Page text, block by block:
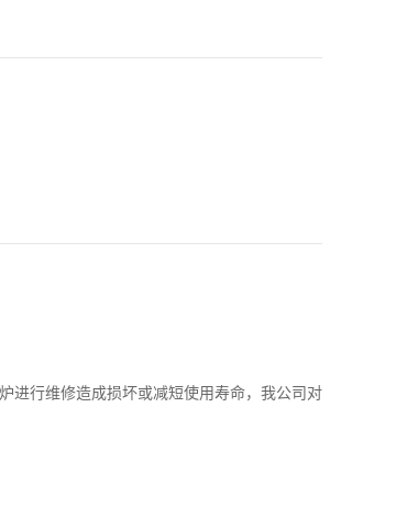
行维修造成损坏或减短使用寿命，我公司对